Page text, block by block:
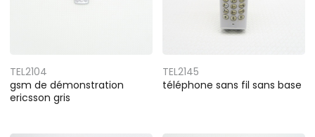
TEL2104
gsm de démonstration
ericsson gris
TEL2145
téléphone sans fil sans base